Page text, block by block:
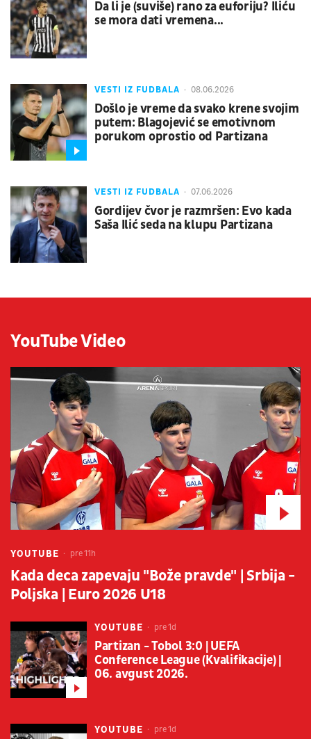
Da li je (suviše) rano za euforiju? Iliću
se mora dati vremena...
VESTI IZ FUDBALA 08.06.2026
Došlo je vreme da svako krene svojim
putem: Blagojević se emotivnom
porukom oprostio od Partizana
VESTI IZ FUDBALA 07.06.2026
Gordijev čvor je razmršen: Evo kada
Saša Ilić seda na klupu Partizana
YouTube Video
YOUTUBE pre 11h
Kada deca zapevaju "Bože pravde" | Srbija -
Poljska | Euro 2026 U18
YOUTUBE pre 1d
Partizan - Tobol 3:0 | UEFA
Conference League (Kvalifikacije) |
06. avgust 2026.
YOUTUBE pre 1d